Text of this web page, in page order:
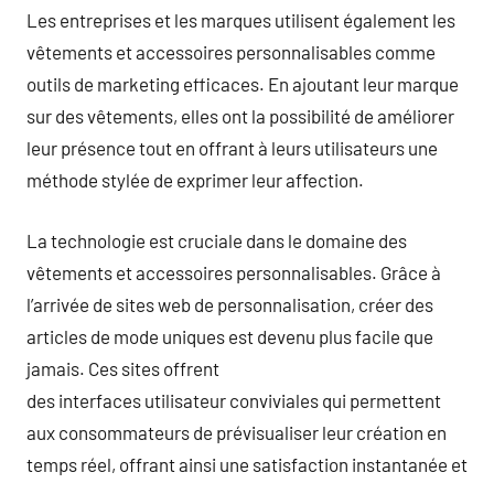
Les entreprises et les marques utilisent également les
vêtements et accessoires personnalisables comme
outils de marketing efficaces. En ajoutant leur marque
sur des vêtements, elles ont la possibilité de améliorer
leur présence tout en offrant à leurs utilisateurs une
méthode stylée de exprimer leur affection.
La technologie est cruciale dans le domaine des
vêtements et accessoires personnalisables. Grâce à
l’arrivée de sites web de personnalisation, créer des
articles de mode uniques est devenu plus facile que
jamais. Ces sites offrent
des interfaces utilisateur conviviales qui permettent
aux consommateurs de prévisualiser leur création en
temps réel, offrant ainsi une satisfaction instantanée et